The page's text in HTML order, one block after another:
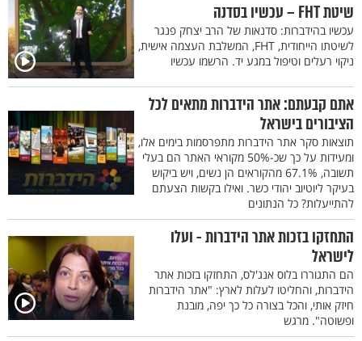
שיטת FHT – עכשיו בסדנה
עכשיו בהידברות: סדנאות של הרב יצחק פנגר
לשיטתו הייחודית, FHT, המשלבת העצמה אישית,
ניקוי רעלים וטיפול במגע יד. הרשמו עכשיו
אתם קבעתם: אתר הידברות מתאים לכל
הציבורים בישראל
תוצאות סקר אתר הידברות מתפרסמות בימים אלו,
ומעידות על כך שכ-50% מקוראי האתר הם בעלי
תשובה, 67.1% מהקוראים הן נשים, ויש ביקוש
בעיקר ליוטיוב יהודי כשר. ואילו בקשות הצעתם
להתייעלות? כל הנתונים
התחזקו בזכות אתר הידברות - ועלו
לישראל
הם התגוררו בלוס אנג'לס, התחזקו בזכות אתר
הידברות, והחליטו לעלות לארץ: "אתר הידברות
חיזק אותי, והכל בצורה כל כך יפה, מובנת
ופשוטה". מרגש